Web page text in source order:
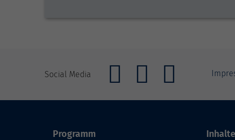
Social Media
Programm Inhalte